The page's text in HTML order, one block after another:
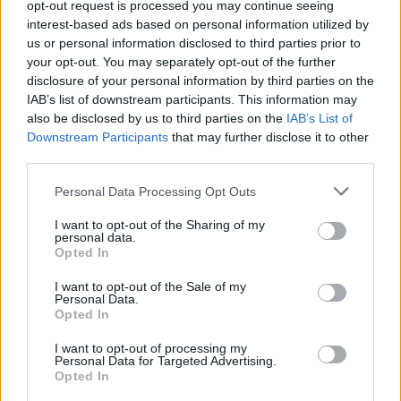
opt-out request is processed you may continue seeing
interest-based ads based on personal information utilized by
us or personal information disclosed to third parties prior to
your opt-out. You may separately opt-out of the further
disclosure of your personal information by third parties on the
IAB’s list of downstream participants. This information may
also be disclosed by us to third parties on the IAB’s List of
Downstream Participants that may further disclose it to other
Personal Data Processing Opt Outs
I want to opt-out of the Sharing of my
personal data.
Opted In
I want to opt-out of the Sale of my
Personal Data.
Opted In
I want to opt-out of processing my
Personal Data for Targeted Advertising.
Opted In
200ml
Συστατικά:
REDENSYL: συνεργικό μείγμα 4 μορίων (DHQG, EGCG2,
Γλυκίνη, Ψευδάργυρος) που επανενεργοποιεί τα
ΕΚΧΥΛΙΣΜΑ ΠΑΙΟΝΙΑΣ: περιέχει ενεργά στοιχεία όπως
φλαβονοειδή, πολυφαινόλες και μονοτερπενικές
γλυκοσίδες με αντιοξειδωτική, ελαστική και
σύνθεση κολλαγόνου και διεγείρει την παραγωγή θηλών
του τριχωτού της κεφαλής, ανακτά τα κυτταρικά
συστατικά μειώνοντας τα σημάδια γήρανσης και
απομακρύνοντας τα μιτοχόνδρια που δεν μπορούν πλέον